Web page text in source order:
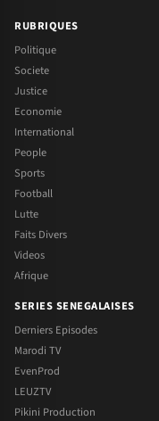
RUBRIQUES
Politique
Societe
Justice
Economie
International
People
Sports
Football
Lutte
Faits Divers
Videos
Afrique
SERIES SENEGALAISES
Derniers Episodes
Marodi TV
EvenProd
LEUZTV
Pikini Production